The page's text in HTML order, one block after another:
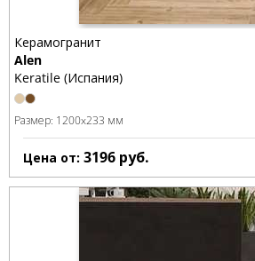
Керамогранит
Alen
Keratile (Испания)
Размер: 1200x233 мм
Цена от: 3196 руб.